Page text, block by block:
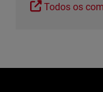
Todos os